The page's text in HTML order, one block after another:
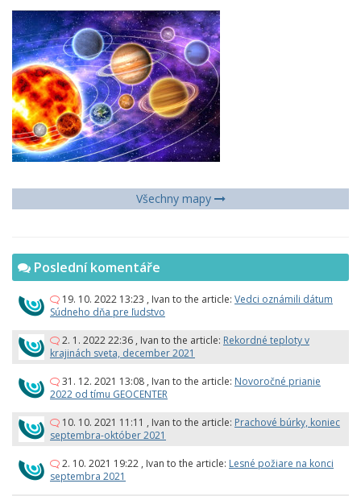
Všechny mapy
Poslední komentáře
19. 10. 2022 13:23 , Ivan to the article: Vedci oznámili dátum
Súdneho dňa pre ľudstvo
2. 1. 2022 22:36 , Ivan to the article: Rekordné teploty v
krajinách sveta, december 2021
31. 12. 2021 13:08 , Ivan to the article: Novoročné prianie
2022 od tímu GEOCENTER
10. 10. 2021 11:11 , Ivan to the article: Prachové búrky, koniec
septembra-október 2021
2. 10. 2021 19:22 , Ivan to the article: Lesné požiare na konci
septembra 2021